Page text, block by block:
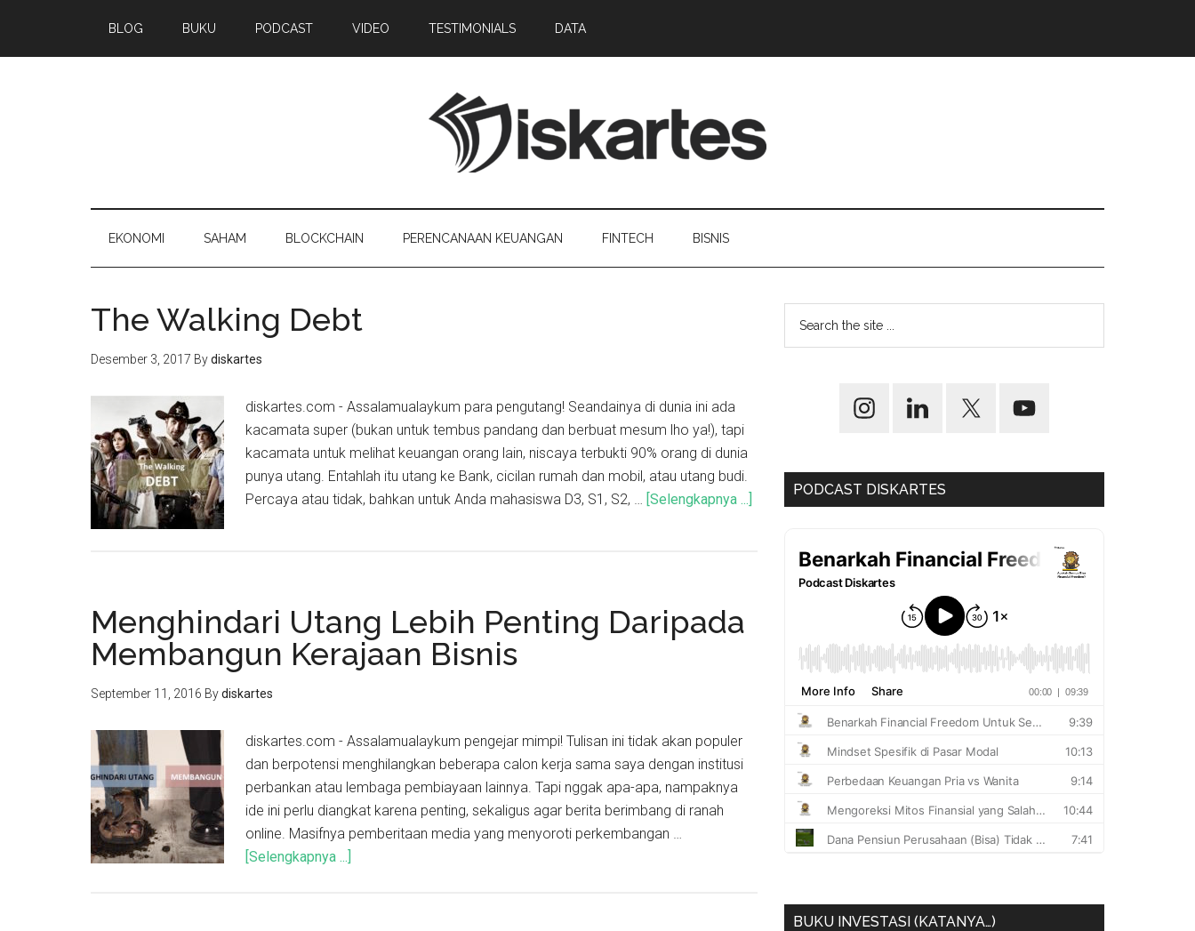
BLOG BUKU PODCAST VIDEO TESTIMONIALS DATA
EKONOMI SAHAM BLOCKCHAIN PERENCANAAN KEUANGAN FINTECH BISNIS
The Walking Debt
Desember 3, 2017 Bydiskartes
diskartes.com - Assalamualaykum para pengutang! Seandainya di dunia ini ada
kacamata super (bukan untuk tembus pandang dan berbuat mesum lho ya!), tapi
kacamata untuk melihat keuangan orang lain, niscaya terbukti 90% orang di dunia
punya utang. Entahlah itu utang ke Bank, cicilan rumah dan mobil, atau utang budi.
Percaya atau tidak, bahkan untuk Anda mahasiswa D3, S1, S2, … [Selengkapnya ...]
Menghindari Utang Lebih Penting Daripada
Membangun Kerajaan Bisnis
September 11, 2016 Bydiskartes
diskartes.com - Assalamualaykum pengejar mimpi! Tulisan ini tidak akan populer
dan berpotensi menghilangkan beberapa calon kerja sama saya dengan institusi
perbankan atau lembaga pembiayaan lainnya. Tapi nggak apa-apa, nampaknya
ide ini perlu diangkat karena penting, sekaligus agar berita berimbang di ranah
online. Masifnya pemberitaan media yang menyoroti perkembangan …
[Selengkapnya ...]
PODCAST DISKARTES
BUKU INVESTASI (KATANYA…)